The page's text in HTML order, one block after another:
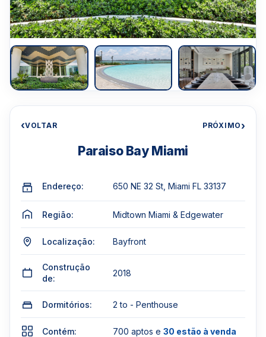
‹VOLTAR PRÓXIMO›
Paraiso Bay Miami
Endereço: 650 NE 32 St, Miami FL 33137
Região: Midtown Miami & Edgewater
Localização: Bayfront
Construção
de:
2018
Dormitórios: 2 to - Penthouse
Contém: 700 aptos e 30 estão à venda